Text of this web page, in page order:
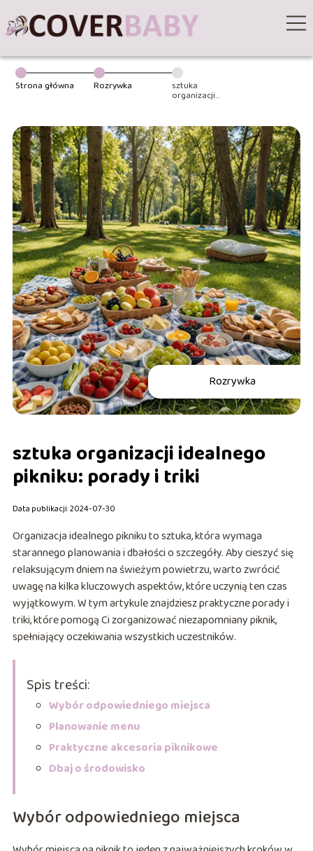
Strona główna Rozrywka sztuka
organizacji
triki
Rozrywka
sztuka organizacji idealnego
pikniku: porady i triki
Data publikacji: 2024-07-30
Organizacja idealnego pikniku to sztuka, która wymaga
starannego planowania i dbałości o szczegóły. Aby cieszyć się
relaksującym dniem na świeżym powietrzu, warto zwrócić
uwagę na kilka kluczowych aspektów, które uczynią ten czas
wyjątkowym. W tym artykule znajdziesz praktyczne porady i
triki, które pomogą Ci zorganizować niezapomniany piknik,
spełniający oczekiwania wszystkich uczestników.
Spis treści:
Wybór odpowiedniego miejsca
Planowanie menu
Praktyczne akcesoria piknikowe
Dbaj o środowisko
Wybór odpowiedniego miejsca